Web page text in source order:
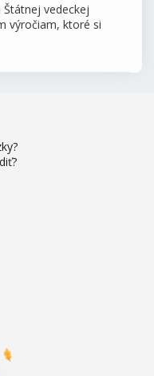
vedeckej
výročiam, ktoré si